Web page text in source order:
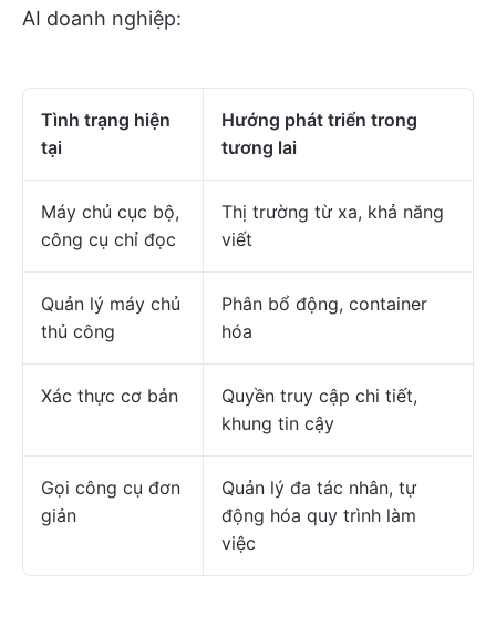
AI doanh nghiệp:
Tình trạng hiện
tại
Hướng phát triển trong
tương lai
Máy chủ cục bộ,
công cụ chỉ đọc
Thị trường từ xa, khả năng
viết
Quản lý máy chủ
thủ công
Phân bổ động, container
hóa
Xác thực cơ bản
Quyền truy cập chi tiết,
khung tin cậy
Gọi công cụ đơn
giản
Quản lý đa tác nhân, tự
động hóa quy trình làm
việc